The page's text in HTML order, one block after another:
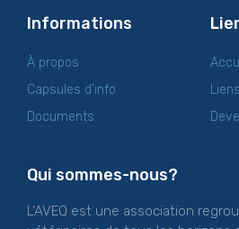
Informations
À propos
Capsules d’info
Documents
Liens
Qui sommes-nous?
L’AVEQ est une association